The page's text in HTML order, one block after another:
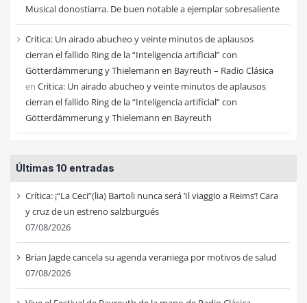
Musical donostiarra. De buen notable a ejemplar sobresaliente
Critica: Un airado abucheo y veinte minutos de aplausos
cierran el fallido Ring de la “Inteligencia artificial” con
Götterdämmerung y Thielemann en Bayreuth – Radio Clásica
en Critica: Un airado abucheo y veinte minutos de aplausos
cierran el fallido Ring de la “Inteligencia artificial” con
Götterdämmerung y Thielemann en Bayreuth
Últimas 10 entradas
Crítica: ¡“La Ceci”(lia) Bartoli nunca será ‘Il viaggio a Reims’! Cara
y cruz de un estreno salzburgués
07/08/2026
Brian Jagde cancela su agenda veraniega por motivos de salud
07/08/2026